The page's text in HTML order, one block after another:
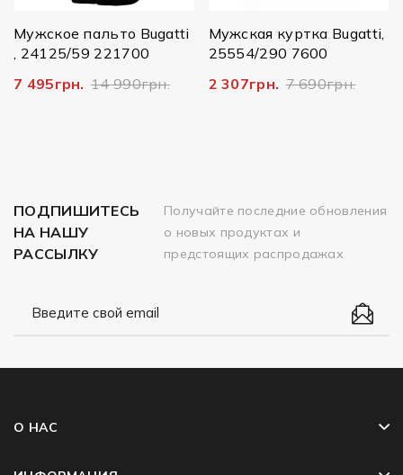
Мужское пальто Bugatti
, 24125/59 221700
7 495грн. 14 990грн.
Мужская куртка Bugatti,
25554/290 7600
2 307грн. 7 690грн.
ПОДПИШИТЕСЬ
НА НАШУ
РАССЫЛКУ
Получайте последние обновления
о новых продуктах и
предстоящих распродажах
О НАС